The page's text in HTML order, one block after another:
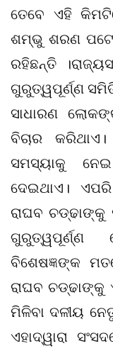
ତେବେ ଏହି
ଶମ୍ଭୁ ଶରଣ
ରହିଛନ୍ତି
ଗୁରୁତ୍ୱପୂର୍ଣ୍ଣ
ସାଧାରଣ
ବିଚାର
ସମସ୍ୟାକୁ
ଦେଇଥାଏ।
ରାଘବ
ଗୁରୁତ୍ୱପୂର୍ଣ୍ଣ
ବିଶେଷଜ୍ଞଙ୍କ
ରାଘବ ଚଡ୍ଢାଙ୍କୁ
ମିଳିବା ଦଳୀୟ
ଏହାଦ୍ୱାରା